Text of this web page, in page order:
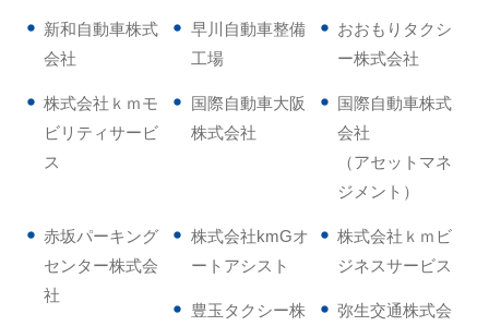
新和自動車株式
会社
早川自動車整備
工場
おおもりタクシ
ー株式会社
株式会社ｋｍモ
ビリティサービ
ス
国際自動車大阪
株式会社
国際自動車株式
会社
（アセットマネ
ジメント）
赤坂パーキング
センター株式会
社
株式会社kmGオ
ートアシスト
株式会社ｋｍビ
ジネスサービス
豊玉タクシー株
弥生交通株式会